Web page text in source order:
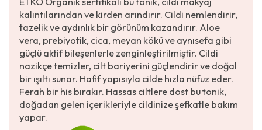
kalıntılarından ve kirden arındırır. Cildi nemlendirir,
tazelik ve aydınlık bir görünüm kazandırır. Aloe
vera, prebiyotik, cica, meyan kökü ve aynısefa gibi
güçlü aktif bileşenlerle zenginleştirilmiştir. Cildi
nazikçe temizler, cilt bariyerini güçlendirir ve doğal
bir ışıltı sunar. Hafif yapısıyla cilde hızla nüfuz eder.
Ferah bir his bırakır. Hassas ciltlere dost bu tonik,
doğadan gelen içerikleriyle cildinize şefkatle bakım
yapar.